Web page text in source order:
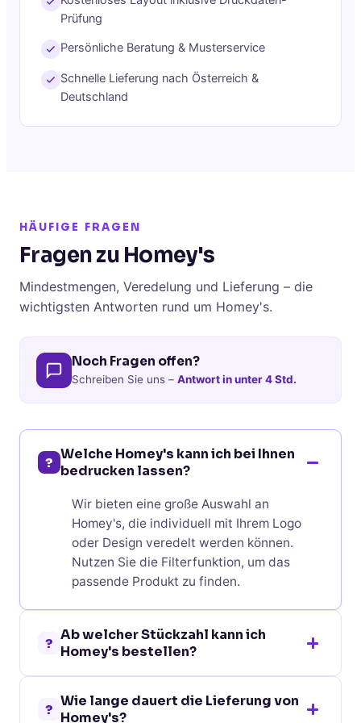
Prüfung
Persönliche Beratung & Musterservice
Schnelle Lieferung nach Österreich &
Deutschland
HÄUFIGE FRAGEN
Fragen zu Homey's
Mindestmengen, Veredelung und Lieferung – die
wichtigsten Antworten rund um Homey's.
Noch Fragen offen?
Schreiben Sie uns – Antwort in unter 4 Std.
? Welche Homey's kann ich bei Ihnen
bedrucken lassen?
Wir bieten eine große Auswahl an
Homey's, die individuell mit Ihrem Logo
oder Design veredelt werden können.
Nutzen Sie die Filterfunktion, um das
passende Produkt zu finden.
? Ab welcher Stückzahl kann ich
Homey's bestellen?
Bestellung bereits ab 10 Stück möglich.
? Wie lange dauert die Lieferung von
Homey's?